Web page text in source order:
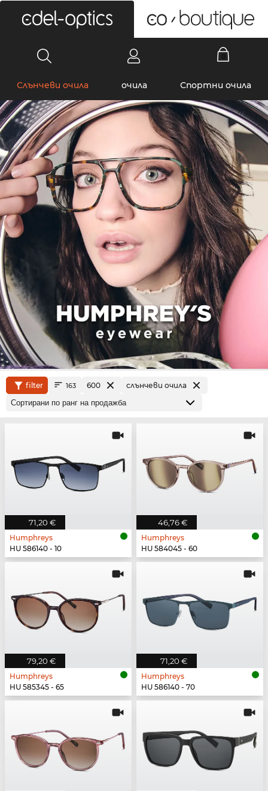
Слънчеви очила очила Спортни очила
filter 163 600 слънчеви очила
71,20 €
Humphreys
HU 586140 - 10
46,76 €
Humphreys
HU 584045 - 60
79,20 €
Humphreys
HU 585345 - 65
71,20 €
Humphreys
HU 586140 - 70